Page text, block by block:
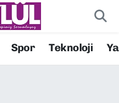
Spor Teknoloji